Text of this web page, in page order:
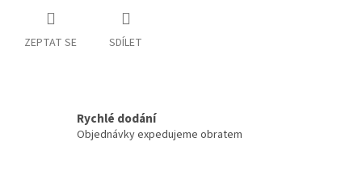
ZEPTAT SE SDÍLET
Rychlé dodání
Objednávky expedujeme obratem